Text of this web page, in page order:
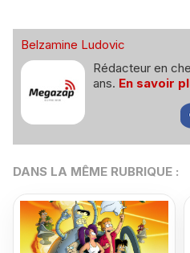
Belzamine Ludovic
Rédacteur en
ans. En savoir
DANS LA MÊME RUBRIQUE :